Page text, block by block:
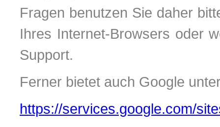
Fragen benutzen Sie daher
Ihres Internet-Browsers oder
Support.
Ferner bietet auch Google
https://services.google.com/